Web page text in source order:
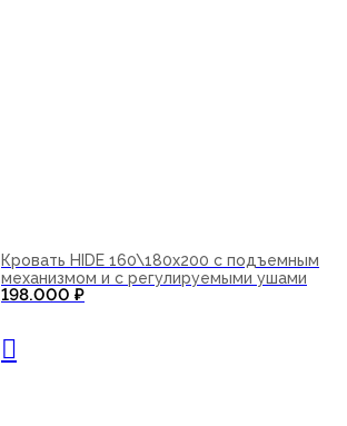
Кровать HIDE 160\180х200 с подъемным
механизмом и с регулируемыми ушами
198.000 ₽